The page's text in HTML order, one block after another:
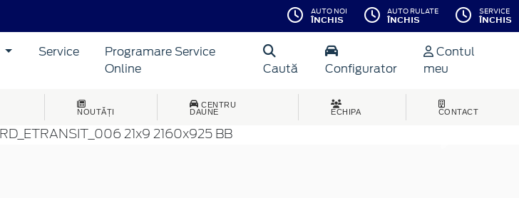
AUTO NOI
ÎNCHIS
AUTO RULATE
ÎNCHIS
SERVICE
ÎNCHIS
Service
Programare Service
Online
Caută Configurator
Contul
meu
NOUTĂȚI
CENTRU
DAUNE
ECHIPA CONTACT